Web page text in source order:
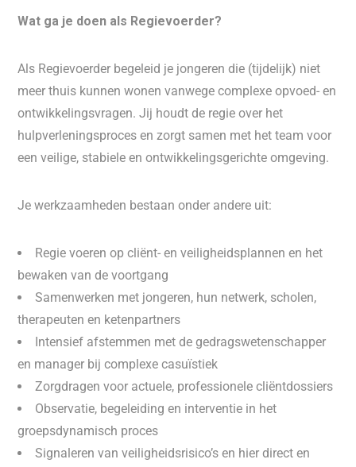
Wat ga je doen als Regievoerder?
Als Regievoerder begeleid je jongeren die (tijdelijk) niet
meer thuis kunnen wonen vanwege complexe opvoed- en
ontwikkelingsvragen. Jij houdt de regie over het
hulpverleningsproces en zorgt samen met het team voor
een veilige, stabiele en ontwikkelingsgerichte omgeving.
Je werkzaamheden bestaan onder andere uit:
Regie voeren op cliënt- en veiligheidsplannen en het
bewaken van de voortgang
Samenwerken met jongeren, hun netwerk, scholen,
therapeuten en ketenpartners
Intensief afstemmen met de gedragswetenschapper
en manager bij complexe casuïstiek
Zorgdragen voor actuele, professionele cliëntdossiers
Observatie, begeleiding en interventie in het
groepsdynamisch proces
Signaleren van veiligheidsrisico’s en hier direct en